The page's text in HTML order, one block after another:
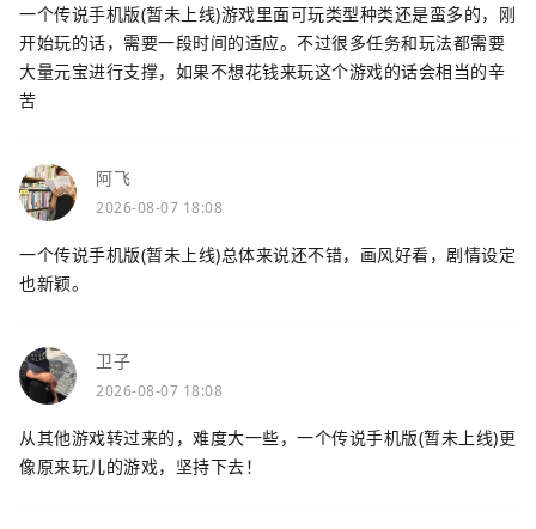
一个传说手机版(暂未上线)游戏里面可玩类型种类还是蛮多的，刚
开始玩的话，需要一段时间的适应。不过很多任务和玩法都需要
大量元宝进行支撑，如果不想花钱来玩这个游戏的话会相当的辛
苦
阿飞
2026-08-07 18:08
一个传说手机版(暂未上线)总体来说还不错，画风好看，剧情设定
也新颖。
卫子
2026-08-07 18:08
从其他游戏转过来的，难度大一些，一个传说手机版(暂未上线)更
像原来玩儿的游戏，坚持下去！